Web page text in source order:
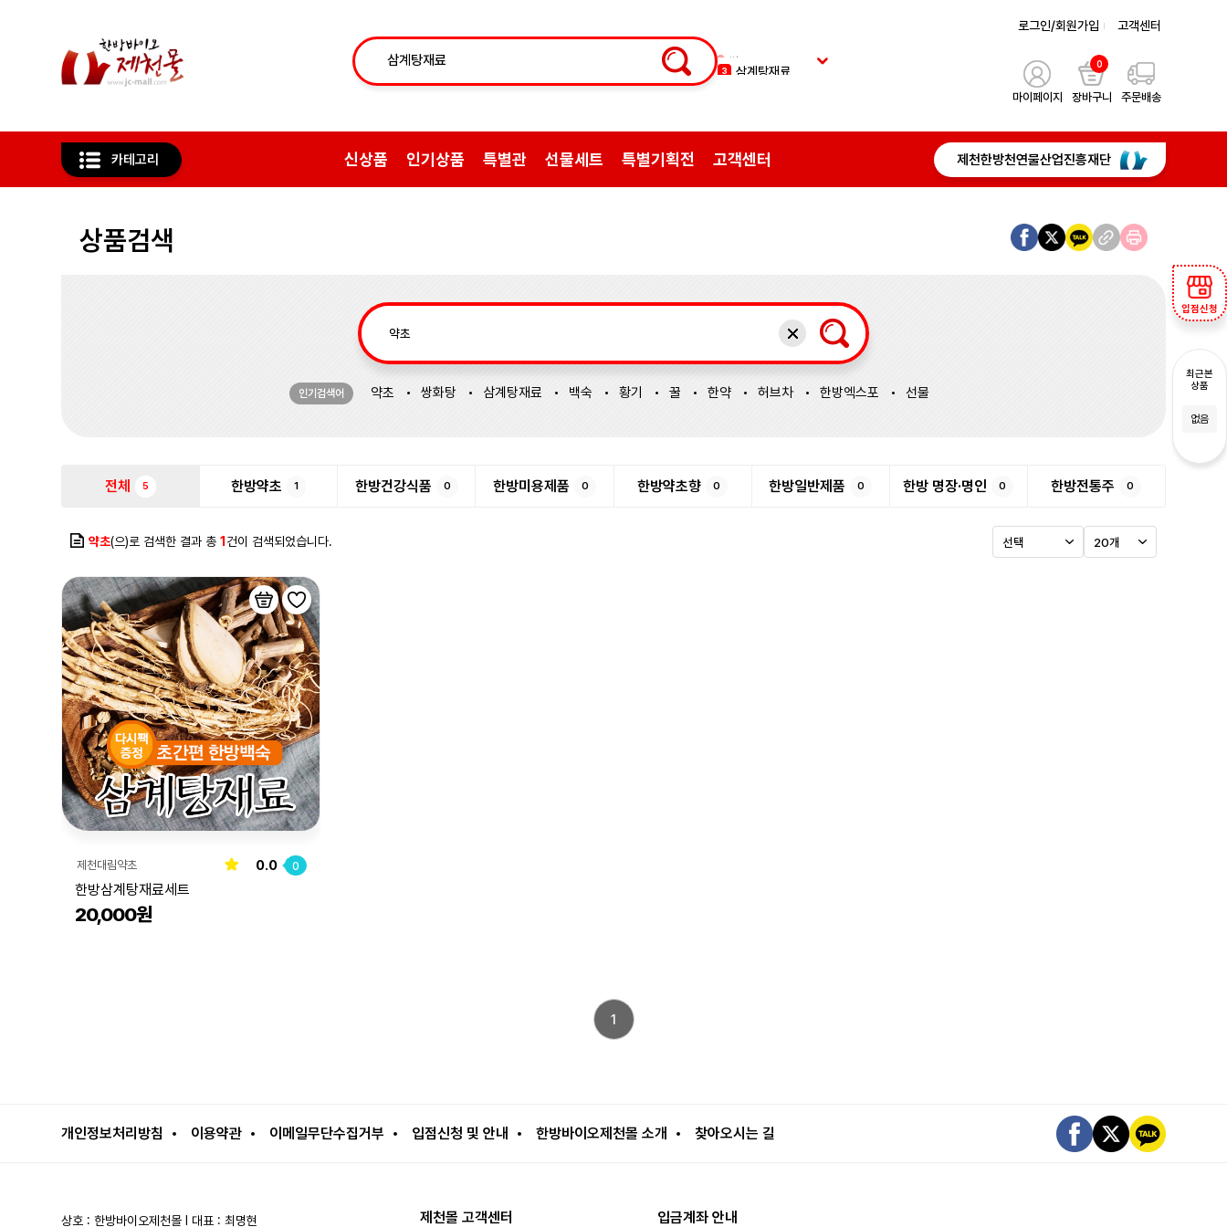
삼계탕재료
한약
2 쌍화탕
로그인/회원가입 고객센터
마이페이지
0
장바구니 주문배송
카테고리 신상품 인기상품 특별관 선물세트 특별기획전 고객센터 제천한방천연물산업진흥재단
입점신청
최근본
상품
없음
상품검색
인기검색어 약초 쌍화탕 삼계탕재료 백숙 황기 꿀 한약 허브차 한방엑스포 선물
전체 5 한방약초 1 한방건강식품 0 한방미용제품 0 한방약초향 0 한방일반제품 0 한방 명장·명인 0 한방전통주 0
약초(으)로 검색한 결과 총1 건이 검색되었습니다.
제천대림약초 0.0 0
한방삼계탕재료세트
20,000원
1
개인정보처리방침 이용약관 이메일무단수집거부 입점신청 및 안내 한방바이오제천몰 소개 찾아오시는 길
상호 : 한방바이오제천몰 l 대표 : 최명현 제천몰 고객센터 입금계좌 안내